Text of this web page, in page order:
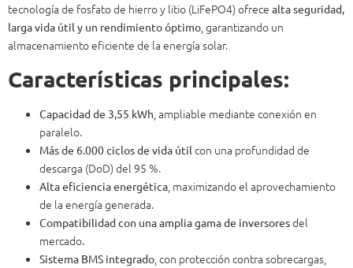
tecnología de fosfato de hierro y litio (LiFePO4) ofrece alta seguridad,
larga vida útil y un rendimiento óptimo, garantizando un
almacenamiento eficiente de la energía solar.
Características principales:
Capacidad de 3,55 kWh, ampliable mediante conexión en
paralelo.
Más de 6.000 ciclos de vida útil con una profundidad de
descarga (DoD) del 95 %.
Alta eficiencia energética, maximizando el aprovechamiento
de la energía generada.
Compatibilidad con una amplia gama de inversoresdel
mercado.
Sistema BMS integrado, con protección contra sobrecargas,